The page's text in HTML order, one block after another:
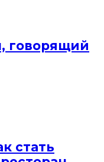
говорящий
стать